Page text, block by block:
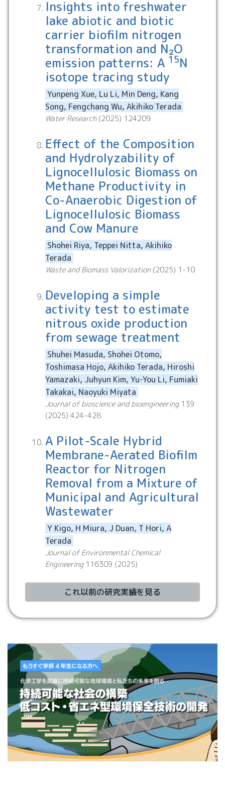
Insights into freshwater
lake abiotic and biotic
carrier biofilm nitrogen
transformation and N₂O
emission patterns: A 15N
isotope tracing study
Yunpeng Xue, Lu Li, Min Deng, Kang
Song, Fengchang Wu, Akihiko Terada
Water Research (2025) 124209
Effect of the Composition
and Hydrolyzability of
Lignocellulosic Biomass on
Methane Productivity in
Co-Anaerobic Digestion of
Lignocellulosic Biomass
and Cow Manure
Shohei Riya, Teppei Nitta, Akihiko
Terada
Waste and Biomass Valorization (2025) 1 10
Developing a simple
activity test to estimate
nitrous oxide production
from sewage treatment
Shuhei Masuda, Shohei Otomo,
Toshimasa Hojo, Akihiko Terada, Hiroshi
Yamazaki, Juhyun Kim, Yu-You Li, Fumiaki
Takakai, Naoyuki Miyata
Journal of bioscience and bioengineering 139
(2025) 424 428
A Pilot-Scale Hybrid
Membrane-Aerated Biofilm
Reactor for Nitrogen
Removal from a Mixture of
Municipal and Agricultural
Wastewater
Y Kigo, H Miura, J Duan, T Hori, A
Terada
Journal of Environmental Chemical
Engineering 116309 (2025)
これ以前の研究実績を見る